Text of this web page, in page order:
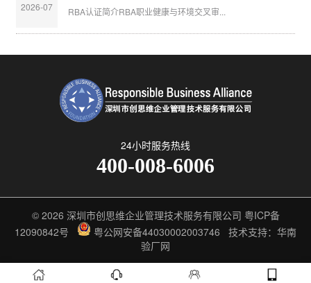
2026-07 RBA认证简介RBA职业健康与环境交叉审...
24小时服务热线
400-008-6006
© 2026 深圳市创思维企业管理技术服务有限公司 粤ICP备
12090842号
粤公网安备44030002003746 技术支持：华南
验厂网